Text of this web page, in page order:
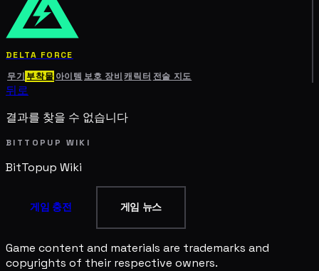
DELTA FORCE
무기 부착물 아이템 보호 장비 캐릭터 전술 지도
뒤로
결과를 찾을 수 없습니다
BITTOPUP WIKI
BitTopup Wiki
게임 충전 게임 뉴스
Game content and materials are trademarks and
copyrights of their respective owners.